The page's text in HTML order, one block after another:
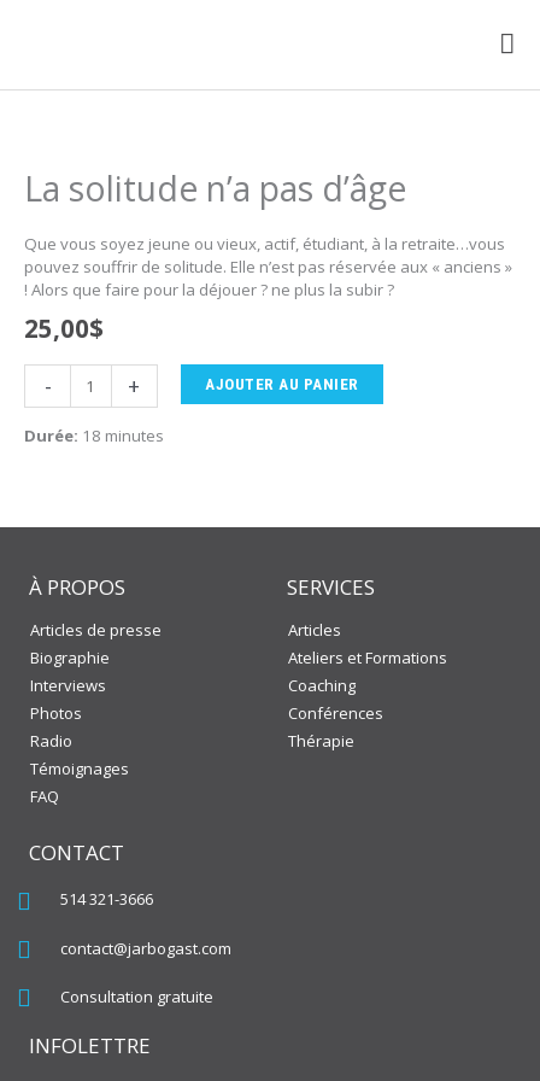
La solitude n’a pas d’âge
Que vous soyez jeune ou vieux, actif, étudiant, à la retraite…vous
pouvez souffrir de solitude. Elle n’est pas réservée aux « anciens »
! Alors que faire pour la déjouer ? ne plus la subir ?
25,00$
-
solitude
+ AJOUTER AU PANIER
Durée: 18 minutes
À PROPOS
Articles de presse
Biographie
Interviews
Photos
Radio
Témoignages
FAQ
SERVICES
Articles
Ateliers et Formations
Coaching
Conférences
Thérapie
CONTACT
514 321-3666
contact@jarbogast.com
Consultation gratuite
INFOLETTRE